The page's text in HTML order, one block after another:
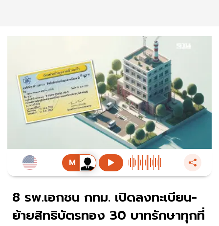
8 รพ.เอกชน กทม. เปิดลงทะเบียน-
ย้ายสิทธิบัตรทอง 30 บาทรักษาทุกที่